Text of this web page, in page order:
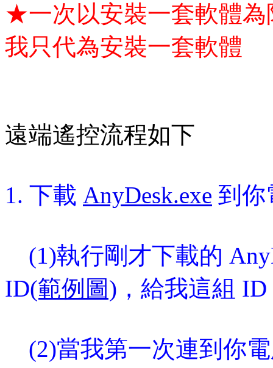
★一次以安裝一套軟體為
我只代為安裝一套軟體
遠端遙控流程如下
1. 下載 AnyDesk.exe 到你
(1)執行剛才下載的
ID(範例圖) ，給我這組
(2)當我第一次連到你